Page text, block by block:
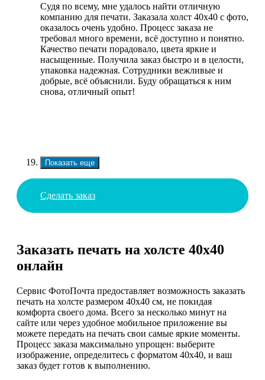
Судя по всему, мне удалось найти отличную
компанию для печати. Заказала холст 40х40 с фото,
оказалось очень удобно. Процесс заказа не
требовал много времени, всё доступно и понятно.
Качество печати порадовало, цвета яркие и
насыщенные. Получила заказ быстро и в целости,
упаковка надежная. Сотрудники вежливые и
добрые, всё объяснили. Буду обращаться к ним
снова, отличный опыт!
Показать еще
Сделать заказ
Заказать печать на холсте 40х40
онлайн
Сервис ФотоПочта предоставляет возможность заказать
печать на холсте размером 40х40 см, не покидая
комфорта своего дома. Всего за несколько минут на
сайте или через удобное мобильное приложение вы
можете передать на печать свои самые яркие моменты.
Процесс заказа максимально упрощен: выберите
изображение, определитесь с форматом 40х40, и ваш
заказ будет готов к выполнению.